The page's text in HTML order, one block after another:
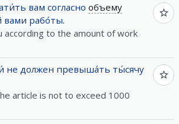
вам согласно объему
вами рабо́ты.
according to the amount of work
не должен превыша́ть ты́сячу
article is not to exceed 1000